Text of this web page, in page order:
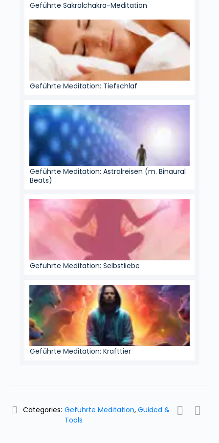
Geführte Sakralchakra-Meditation
Geführte Meditation: Tiefschlaf
Geführte Meditation: Astralreisen (m. Binaural
Beats)
Geführte Meditation: Selbstliebe
Geführte Meditation: Krafttier
Categories: Geführte Meditation, Guided &
Tools